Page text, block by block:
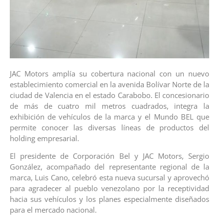
JAC Motors amplía su cobertura nacional con un nuevo
establecimiento comercial en la avenida Bolívar Norte de la
ciudad de Valencia en el estado Carabobo. El concesionario
de más de cuatro mil metros cuadrados, integra la
exhibición de vehículos de la marca y el Mundo BEL que
permite conocer las diversas líneas de productos del
holding empresarial.
El presidente de Corporación Bel y JAC Motors, Sergio
González, acompañado del representante regional de la
marca, Luis Cano, celebró esta nueva sucursal y aprovechó
para agradecer al pueblo venezolano por la receptividad
hacia sus vehículos y los planes especialmente diseñados
para el mercado nacional.